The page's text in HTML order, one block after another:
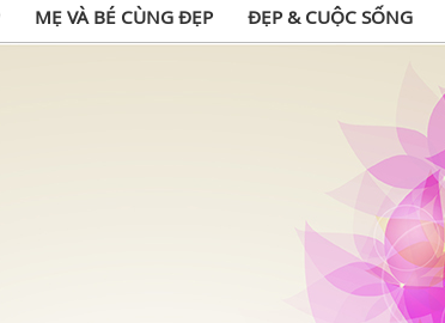
MẸ VÀ BÉ CÙNG ĐẸP ĐẸP & CUỘC SỐNG